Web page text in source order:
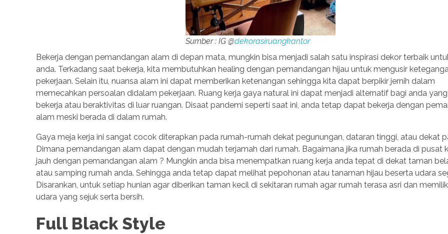
Sumber : IG @dekorasiruangkantor
Bekerja dengan pemandangan alam di depan mata, mungkin bisa menjadi salah satu inspirasi dekor terbaik
anda. Terkadang saat bekerja, kita membutuhkan healing dengan pemandangan hijau untuk mengusir
pekerjaan. Selain itu, nuansa alam ini dapat memberikan ketenangan sehingga kita dapat berpikir jernih dalam
memecahkan persoalan didalam pekerjaan. Ruang kerja gaya natural ini dapat menjadi alternatif bagi anda
bekerja atau beraktivitas di luar ruangan. Disaat pandemi seperti saat ini, anda tetap dapat bekerja dengan
alam meski berada di dalam rumah.
Gaya meja kerja ini sangat cocok diterapkan pada rumah-rumah dekat pegunungan, dataran tinggi, atau dekat
Dimana pemandangan alam dapat dengan mudah terjamah dari rumah. Bagaimana jika rumah berada di pusat
jauh dengan pemandangan alam ? Mungkin anda bisa menempatkan ruang kerja anda tepat di dekat taman
atau samping rumah anda. Sehingga anda tetap dapat melihat pepohonan atau tanaman hijau beserta udara
Disarankan, untuk setiap hunian agar diberikan taman kecil di sekitaran rumah agar rumah terasa asri dan
udara yang sejuk serta bersih.
Full Black Style